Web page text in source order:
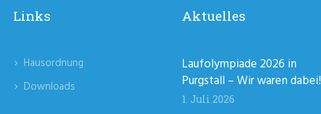
Links
Hausordnung
Downloads
Aktuelles
Laufolympiade 2026 in
Purgstall – Wir waren dabei!
1. Juli 2026